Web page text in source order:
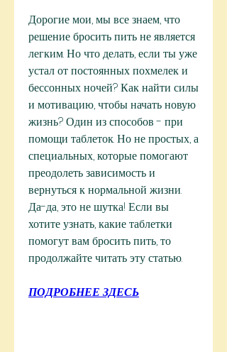
Дорогие мои, мы все знаем, что
решение бросить пить не является
легким. Но что делать, если ты уже
устал от постоянных похмелек и
бессонных ночей? Как найти силы
и мотивацию, чтобы начать новую
жизнь? Один из способов - при
помощи таблеток. Но не простых, а
специальных, которые помогают
преодолеть зависимость и
вернуться к нормальной жизни.
Да-да, это не шутка! Если вы
хотите узнать, какие таблетки
помогут вам бросить пить, то
продолжайте читать эту статью.
ПОДРОБНЕЕ ЗДЕСЬ